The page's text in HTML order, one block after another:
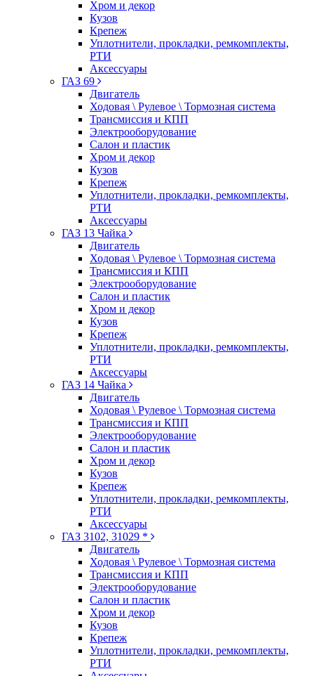
Хром и декор
Кузов
Крепеж
Уплотнители, прокладки, ремкомплекты,
РТИ
Аксессуары
ГАЗ 69
Двигатель
Ходовая \ Рулевое \ Тормозная система
Трансмиссия и КПП
Электрооборудование
Салон и пластик
Хром и декор
Кузов
Крепеж
Уплотнители, прокладки, ремкомплекты,
РТИ
Аксессуары
ГАЗ 13 Чайка
Двигатель
Ходовая \ Рулевое \ Тормозная система
Трансмиссия и КПП
Электрооборудование
Салон и пластик
Хром и декор
Кузов
Крепеж
Уплотнители, прокладки, ремкомплекты,
РТИ
Аксессуары
ГАЗ 14 Чайка
Двигатель
Ходовая \ Рулевое \ Тормозная система
Трансмиссия и КПП
Электрооборудование
Салон и пластик
Хром и декор
Кузов
Крепеж
Уплотнители, прокладки, ремкомплекты,
РТИ
Аксессуары
ГАЗ 3102, 31029 *
Двигатель
Ходовая \ Рулевое \ Тормозная система
Трансмиссия и КПП
Электрооборудование
Салон и пластик
Хром и декор
Кузов
Крепеж
Уплотнители, прокладки, ремкомплекты,
РТИ